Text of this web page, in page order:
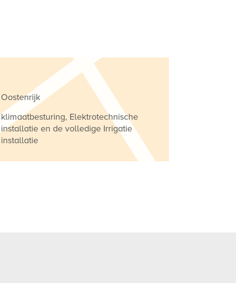
Oostenrijk
klimaatbesturing, Elektrotechnische
installatie en de volledige Irrigatie
installatie